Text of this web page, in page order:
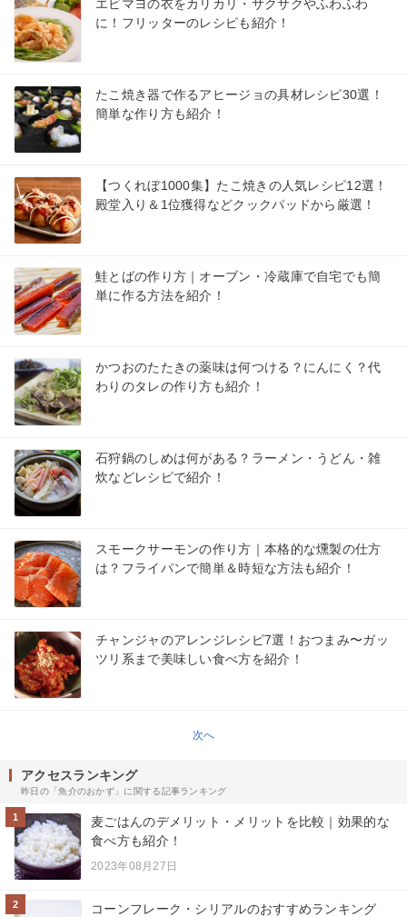
エビマヨの衣をカリカリ・サクサクやふわふわ
に！フリッターのレシピも紹介！
たこ焼き器で作るアヒージョの具材レシピ30選！
簡単な作り方も紹介！
【つくれぼ1000集】たこ焼きの人気レシピ12選！
殿堂入り＆1位獲得などクックパッドから厳選！
鮭とばの作り方｜オーブン・冷蔵庫で自宅でも簡
単に作る方法を紹介！
かつおのたたきの薬味は何つける？にんにく？代
わりのタレの作り方も紹介！
石狩鍋のしめは何がある？ラーメン・うどん・雑
炊などレシピで紹介！
スモークサーモンの作り方｜本格的な燻製の仕方
は？フライパンで簡単＆時短な方法も紹介！
チャンジャのアレンジレシピ7選！おつまみ〜ガッ
ツリ系まで美味しい食べ方を紹介！
次へ
アクセスランキング
昨日の「魚介のおかず」に関する記事ランキング
1
麦ごはんのデメリット・メリットを比較｜効果的な
食べ方も紹介！
2023年08月27日
2
コーンフレーク・シリアルのおすすめランキング